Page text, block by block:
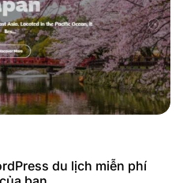
du lịch miễn phí